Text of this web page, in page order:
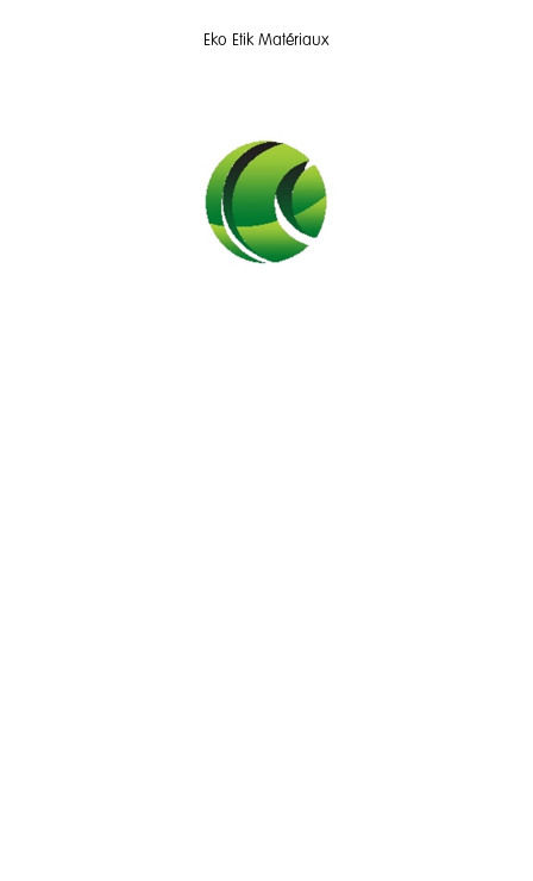
Eko Etik Matériaux